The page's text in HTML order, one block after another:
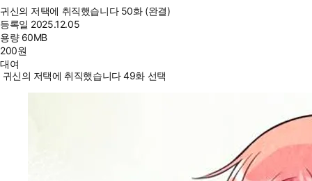
귀신의 저택에 취직했습니다 50화 (완결)
등록일 2025.12.05
용량 60MB
200원
대여
귀신의 저택에 취직했습니다 49화 선택